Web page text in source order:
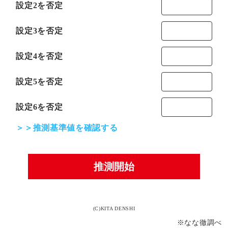
設定2を否定
設定3を否定
設定4を否定
設定5を否定
設定6を否定
＞＞推測基準値を確認する
推測開始
(C)KITA DENSHI
※なな徹調べ